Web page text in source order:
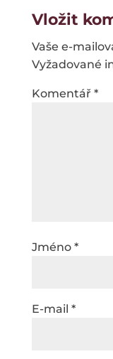
Vložit
Vaše e-
Vyžadované
Komentář *
Jméno *
E-mail *